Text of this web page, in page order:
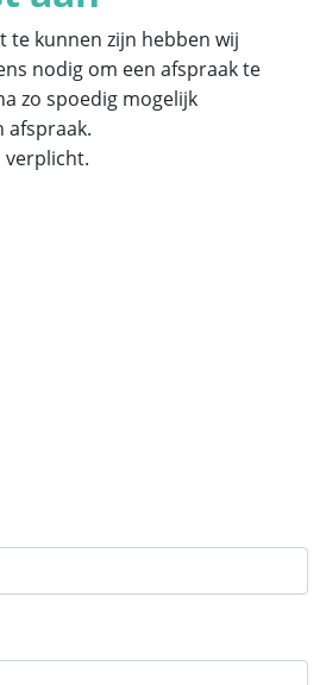
te kunnen zijn hebben wij
nodig om een afspraak te
zo spoedig mogelijk
afspraak.
verplicht.